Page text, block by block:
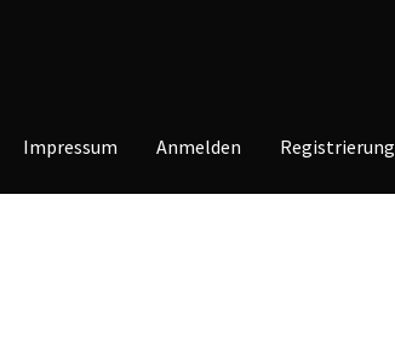
Impressum Anmelden Registrierung